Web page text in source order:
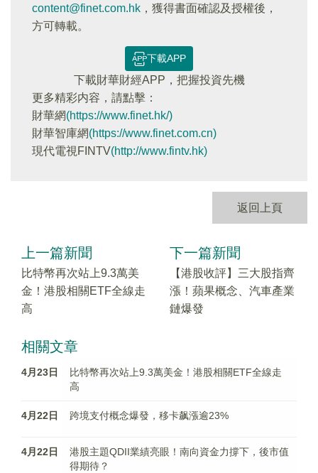
content@finet.com.hk ，獲得書面確認及授權後，
方可轉載。
下載APP
下載財華財經APP，把握投資先機
更多精彩内容，請點擊：
財華網(https://www.finet.hk/)
財華智庫網(https://www.finet.com.cn)
現代電視FINTV(http://www.fintv.hk)
返回上頁
上一篇新聞
比特幣再次站上9.3萬美
金！港股相關ETF全線走
高
下一篇新聞
【港股收評】三大股指齊
漲！蘋果概念、汽車產業
鏈爆發
相關文章
4月23日
比特幣再次站上9.3萬美金！港股相關ETF全線走
高
4月22日 跨境支付概念爆發，移卡飙漲逾23%
4月22日
港股主題QDII業績亮眼！南向資金力撐下，後市值
得期待？